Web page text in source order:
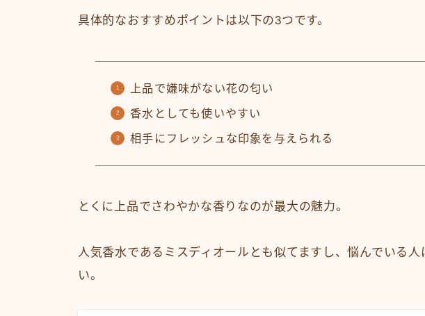
具体的なおすすめポイントは以下の3つです。
上品で嫌味がない花の匂い
香水としても使いやすい
相手にフレッシュな印象を与えられる
とくに上品でさわやかな香りなのが最大の魅力。
人気香水であるミスディオールとも似てますし、悩んでいる
い。